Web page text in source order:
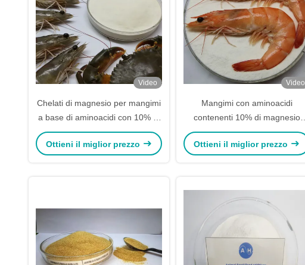
Video
Chelati di magnesio per mangimi
a base di aminoacidi con 10% di
magnesio organico e 20% di
aminoacidi totali per la nutrizione
Ottieni il miglior prezzo
Video
Mangimi con aminoacidi
contenenti 10% di magnesio
organico e 20% di aminoacidi
totali per un'elevata
Ottieni il miglior prezzo